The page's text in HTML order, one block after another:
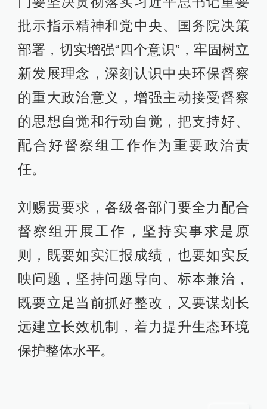
批示指示精神和党中央、国务院决策
部署，切实增强“四个意识”，牢固树立
新发展理念，深刻认识中央环保督察
的重大政治意义，增强主动接受督察
的思想自觉和行动自觉，把支持好、
配合好督察组工作作为重要政治责
任。
刘赐贵要求，各级各部门要全力配合
督察组开展工作，坚持实事求是原
则，既要如实汇报成绩，也要如实反
映问题，坚持问题导向、标本兼治，
既要立足当前抓好整改，又要谋划长
远建立长效机制，着力提升生态环境
保护整体水平。